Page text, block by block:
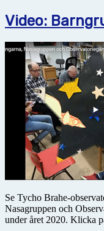
Video:
Se Tycho Brahe-
Nasagruppen och
under året 2020. Klicka